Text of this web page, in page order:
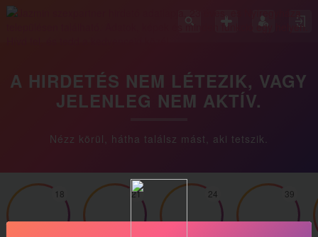
A HIRDETÉS NEM LÉTEZIK, VAGY
JELENLEG NEM AKTÍV.
Nézz körül, hátha találsz mást, aki tetszik.
18 21 24 39